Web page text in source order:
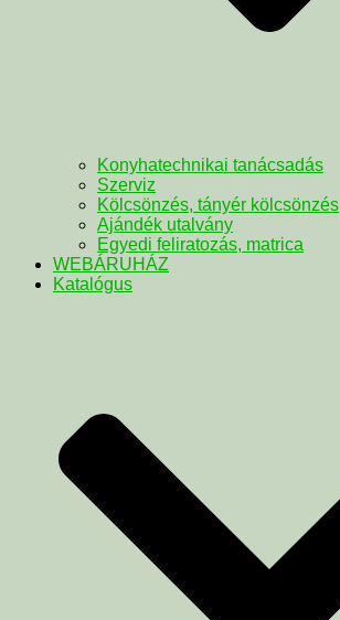
Konyhatechnikai tanácsadás
Szerviz
Kölcsönzés, tányér kölcsönzés
Ajándék utalvány
Egyedi feliratozás, matrica
WEBÁRUHÁZ
Katalógus